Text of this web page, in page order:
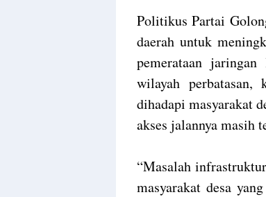
Politikus Partai
daerah untuk
pemerataan
wilayah
dihadapi masyarakat
akses jalannya masih
“Masalah
masyarakat desa